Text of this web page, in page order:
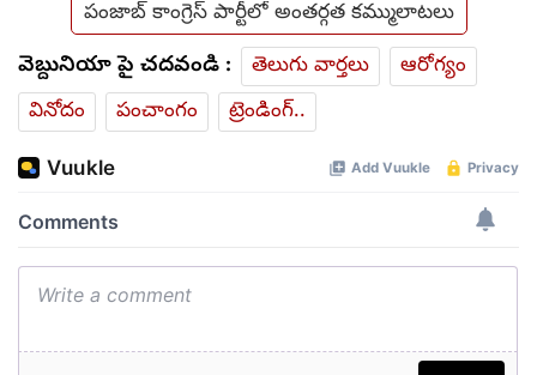
పంజాబ్ కాంగ్రెస్ పార్టీలో అంతర్గత కమ్ములాటలు
వెబ్దునియా పై చదవండి : తెలుగు వార్తలు
ఆరోగ్యం
వినోదం
పంచాంగం ట్రెండింగ్..